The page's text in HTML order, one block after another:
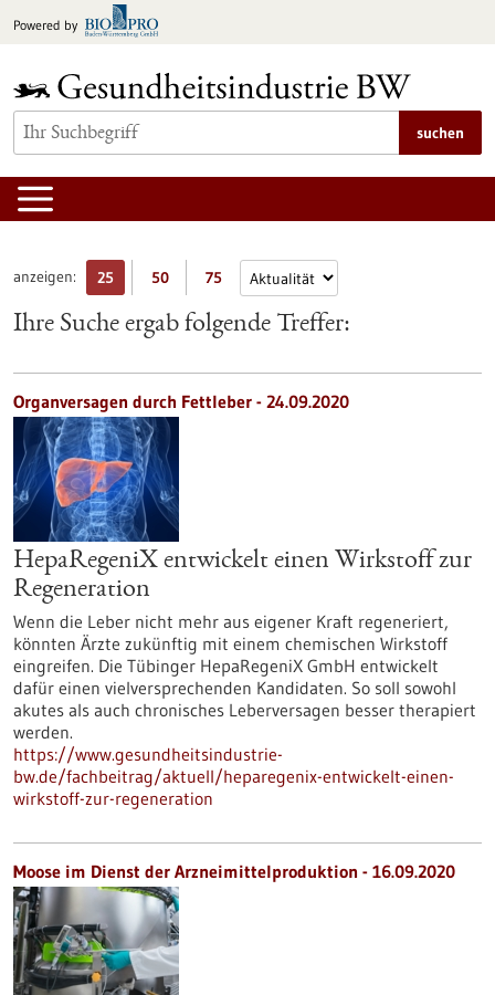
Inhalt
Powered by
suchen
anzeigen: 25 50 75
Ihre Suche ergab folgende Treffer:
Organversagen durch Fettleber - 24.09.2020
HepaRegeniX entwickelt einen Wirkstoff zur
Regeneration
Wenn die Leber nicht mehr aus eigener Kraft regeneriert,
könnten Ärzte zukünftig mit einem chemischen Wirkstoff
eingreifen. Die Tübinger HepaRegeniX GmbH entwickelt
dafür einen vielversprechenden Kandidaten. So soll sowohl
akutes als auch chronisches Leberversagen besser therapiert
werden.
https://www.gesundheitsindustrie-
bw.de/fachbeitrag/aktuell/heparegenix-entwickelt-einen-
wirkstoff-zur-regeneration
Moose im Dienst der Arzneimittelproduktion - 16.09.2020